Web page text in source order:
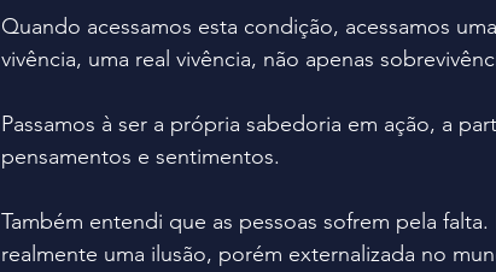
Quando acessamos esta condição, acessamos
vivência, uma real vivência, não apenas
Passamos à ser a própria sabedoria em ação, a
pensamentos e sentimentos.
Também entendi que as pessoas sofrem pela falta.
realmente uma ilusão, porém externalizada no